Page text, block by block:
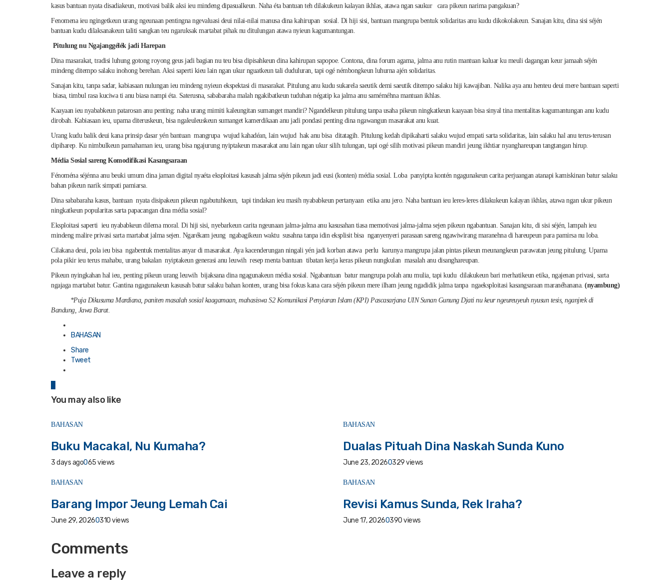
kasus bantuan nyata disadiakeun, motivasi balik aksi ieu mindeng dipasualkeun. Naha éta bantuan teh dilakukeun kalayan ikhlas, atawa ngan saukur cara pikeun narima pangakuan?
Fenomena ieu ngingetkeun urang ngeunaan pentingna ngevaluasi deui nilai-nilai manusa dina kahirupan sosial. Di hiji sisi, bantuan mangrupa bentuk solidaritas anu kudu dikokolakeun. Sanajan kitu, dina sisi séjén
bantuan kudu dilaksanakeun taliti sangkan teu ngaruksak martabat pihak nu ditulungan atawa nyieun kagumantungan.
Pitulung nu Ngajanggélék jadi Harepan
Dina masarakat, tradisi luhung gotong royong geus jadi bagian nu teu bisa dipisahkeun dina kahirupan sapopoe. Contona, dina forum agama, jalma anu rutin mantuan kaluar ku meuli dagangan keur jamaah séjén
mindeng ditempo salaku inohong berehan. Aksi saperti kieu lain ngan ukur nguatkeun tali duduluran, tapi ogé némbongkeun luhurna ajén solidaritas.
Sanajan kitu, tanpa sadar, kabiasaan nulungan ieu mindeng nyieun ekspektasi di masarakat. Pitulung anu kudu sukarela saeutik demi saeutik ditempo salaku hiji kawajiban. Nalika aya anu henteu deui mere bantuan saperti
biasa, timbul rasa kuciwa ti anu biasa nampi éta. Saterusna, sababaraha malah ngakibatkeun tuduhan négatip ka jalma anu saméméhna mantuan ikhlas.
Kaayaan ieu nyababkeun patarosan anu penting: naha urang mimiti kaleungitan sumanget mandiri? Ngandelkeun pitulung tanpa usaha pikeun ningkatkeun kaayaan bisa sinyal tina mentalitas kagumantungan anu kudu
dirobah. Kabiasaan ieu, upama diteruskeun, bisa ngaleuleuskeun sumanget kamerdikaan anu jadi pondasi penting dina ngawangun masarakat anu kuat.
Urang kudu balik deui kana prinsip dasar yén bantuan mangrupa wujud kahadéan, lain wujud hak anu bisa ditatagih. Pitulung kedah dipikaharti salaku wujud empati sarta solidaritas, lain salaku hal anu terus-terusan
dipiharep. Ku nimbulkeun pamahaman ieu, urang bisa ngajurung nyiptakeun masarakat anu lain ngan ukur silih tulungan, tapi ogé silih motivasi pikeun mandiri jeung ikhtiar nyanghareupan tangtangan hirup.
Média Sosial sareng Komodifikasi Kasangsaraan
Fénoména séjénna anu beuki umum dina jaman digital nyaéta eksploitasi kasusah jalma séjén pikeun jadi eusi (konten) média sosial. Loba panyipta kontén ngagunakeun carita perjuangan atanapi kamiskinan batur salaku
bahan pikeun narik simpati pamiarsa.
Dina sababaraha kasus, bantuan nyata disipakeun pikeun ngabutuhkeun, tapi tindakan ieu masih nyababkeun pertanyaan etika anu jero. Naha bantuan ieu leres-leres dilakukeun kalayan ikhlas, atawa ngan ukur pikeun
ningkatkeun popularitas sarta papacangan dina média sosial?
Eksploitasi saperti ieu nyababkeun dilema moral. Di hiji sisi, nyebarkeun carita ngeunaan jalma-jalma anu kasusahan tiasa memotivasi jalma-jalma sejen pikeun ngabantuan. Sanajan kitu, di sisi séjén, lampah ieu
mindeng malire privasi sarta martabat jalma sejen. Ngarékam jeung ngabagikeun waktu susahna tanpa idin eksplisit bisa nganyenyeri parasaan sareng ngawiwirang maranehna di hareupeun para pamirsa nu loba.
Cilakana deui, pola ieu bisa ngabentuk mentalitas anyar di masarakat. Aya kacenderungan ningali yén jadi korban atawa perlu karunya mangrupa jalan pintas pikeun meunangkeun parawatan jeung pitulung. Upama
pola pikir ieu terus mahabu, urang bakalan nyiptakeun generasi anu leuwih resep menta bantuan tibatan kerja keras pikeun nungkulan masalah anu disanghareupan.
Pikeun nyingkahan hal ieu, penting pikeun urang leuwih bijaksana dina ngagunakeun média sosial. Ngabantuan batur mangrupa polah anu mulia, tapi kudu dilakukeun bari merhatikeun etika, ngajenan privasi, sarta
ngajaga martabat batur. Gantina ngagunakeun kasusah batur salaku bahan konten, urang bisa fokus kana cara séjén pikeun mere ilham jeung ngadidik jalma tanpa ngaeksploitasi kasangsaraan maranéhanana. (nyambung)
*Puja Dikusuma Mardiana, paniten masalah sosial kaagamaan, mahasiswa S2 Komunikasi Penyiaran Islam (KPI) Pascasarjana UIN Sunan Gunung Djati nu keur ngeureuyeuh nyusun tesis, nganjrek di
Bandung, Jawa Barat.
in
BAHASAN
Share
Tweet
You may also like
BAHASAN
Buku Macakal, Nu Kumaha?
3 days ago065 views
BAHASAN
Barang Impor Jeung Lemah Cai
June 29, 20260310 views
BAHASAN
Dualas Pituah Dina Naskah Sunda Kuno
June 23, 20260329 views
BAHASAN
Revisi Kamus Sunda, Rek Iraha?
June 17, 20260390 views
Comments
Leave a reply